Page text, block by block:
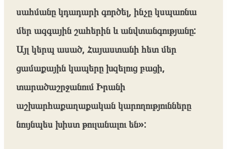
սահմանը կդադարի գործել, ինչը կսպառնա
մեր ազգային շահերին և անվտանգությանը:
Այլ կերպ ասած, Հայաստանի հետ մեր
ցամաքային կապերը խզելուց բացի,
տարածաշրջանում Իրանի
աշխարհաքաղաքական կարողությունները
նույնպես խիստ թուլանալու են»: